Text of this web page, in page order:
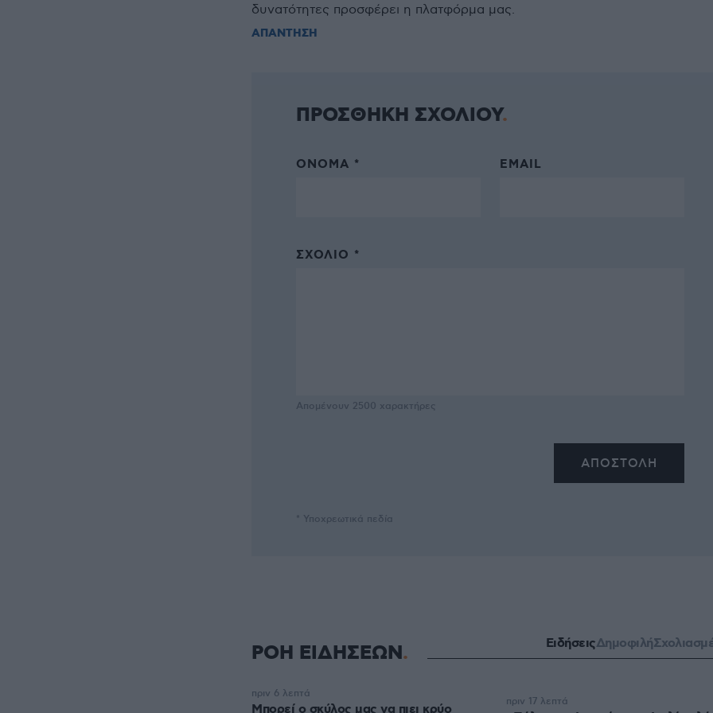
δυνατότητες προσφέρει η πλατφόρμα μας.
ΑΠΑΝΤΗΣΗ
ΠΡΟΣΘΗΚΗ ΣΧΟΛΙΟΥ
ΌΝΟΜΑ * EMAIL
ΣΧΌΛΙΟ *
Απομένουν 2500 χαρακτήρες
* Υποχρεωτικά πεδία
ΡΟΗ ΕΙΔΗΣΕΩΝ ΕιδήσειςΔημοφιλή
Μπορεί ο σκύλος μας να πιει κρύο
πριν 6 λεπτά
πριν 17 λεπτά